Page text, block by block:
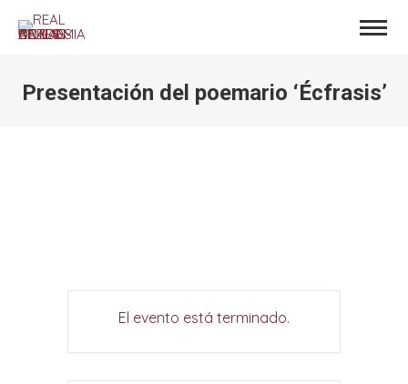
Presentación del poemario ‘Écfrasis’
El evento está terminado.